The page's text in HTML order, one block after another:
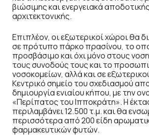
βιώσιμης και ενεργειακά αποδοτικής
αρχιτεκτονικής.
Επιπλέον, οι εξωτερικοί χώροι θα
σε πρότυπο πάρκο πρασίνου, το
προσβάσιμο και όχι μόνο στους
τους συνοδούς τους και το
νοσοκομείων, αλλά και σε
Κεντρικό σημείο του σχεδιασμού
δημιουργία ενιαίου κήπου, με την
«Περίπατος του Ιπποκράτη». Η
περιλαμβάνει 12.500 τ.μ. και θα
περισσότερα από 200 είδη
φαρμακευτικών φυτών.